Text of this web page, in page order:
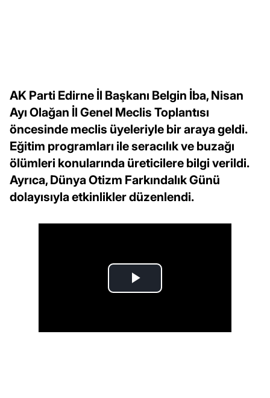
AK Parti Edirne İl Başkanı Belgin İba, Nisan
Ayı Olağan İl Genel Meclis Toplantısı
öncesinde meclis üyeleriyle bir araya geldi.
Eğitim programları ile seracılık ve buzağı
ölümleri konularında üreticilere bilgi verildi.
Ayrıca, Dünya Otizm Farkındalık Günü
dolayısıyla etkinlikler düzenlendi.